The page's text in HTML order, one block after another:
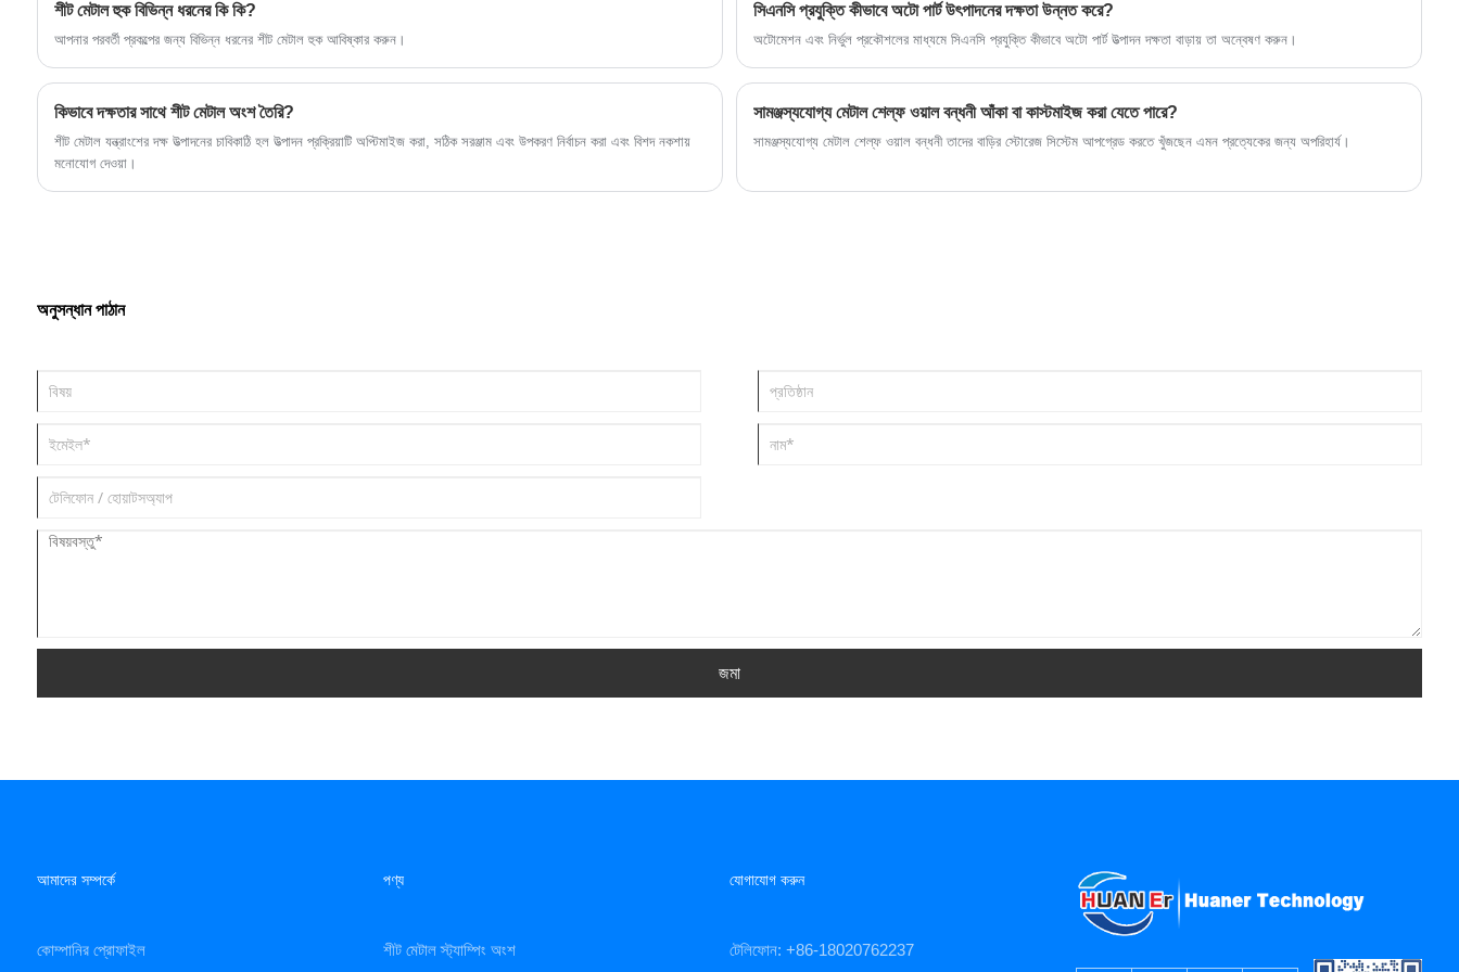
শীট মেটাল হুক বিভিন্ন ধরনের কি কি?
আপনার পরবর্তী প্রকল্পের জন্য বিভিন্ন ধরনের শীট মেটাল হুক আবিষ্কার করুন।
সিএনসি প্রযুক্তি কীভাবে অটো পার্ট উৎপাদনের দক্ষতা উন্নত করে?
অটোমেশন এবং নির্ভুল প্রকৌশলের মাধ্যমে সিএনসি প্রযুক্তি কীভাবে অটো পার্ট উত্পাদন দক্ষতা বাড়ায় তা অন্বেষণ করুন।
কিভাবে দক্ষতার সাথে শীট মেটাল অংশ তৈরি?
শীট মেটাল যন্ত্রাংশের দক্ষ উত্পাদনের চাবিকাঠি হল উত্পাদন প্রক্রিয়াটি অপ্টিমাইজ করা, সঠিক সরঞ্জাম এবং উপকরণ নির্বাচন করা এবং বিশদ নকশায়
মনোযোগ দেওয়া।
সামঞ্জস্যযোগ্য মেটাল শেল্ফ ওয়াল বন্ধনী আঁকা বা কাস্টমাইজ করা যেতে পারে?
সামঞ্জস্যযোগ্য মেটাল শেল্ফ ওয়াল বন্ধনী তাদের বাড়ির স্টোরেজ সিস্টেম আপগ্রেড করতে খুঁজছেন এমন প্রত্যেকের জন্য অপরিহার্য।
অনুসন্ধান পাঠান
জমা
আমাদের সম্পর্কে
কোম্পানির প্রোফাইল
পণ্য
শীট মেটাল স্ট্যাম্পিং অংশ
যোগাযোগ করুন
টেলিফোন: +86-18020762237